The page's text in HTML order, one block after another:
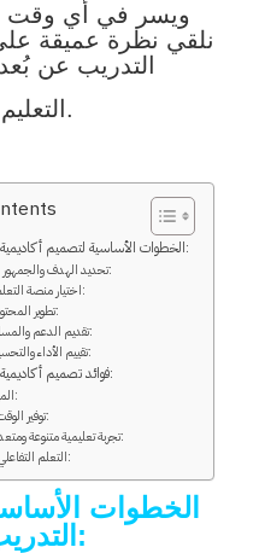
ويسر في أي وقت
نلقي نظرة عميقة
التدريب عن
التعليم والتدريب.
الخطوات الأساسية لتصميم أكاديمية التدريب عن بُعد:
تحديد الهدف والجمهور المستهدف:
اختيار منصة التعلم الإلكتروني:
تطوير المحتوى التعليمي:
تقديم الدعم والمساعدة التقنية:
تقييم الأداء والتحسين المستمر:
فوائد تصميم أكاديمية التدريب عن بُعد:
المرونة والتوافر:
توفير الوقت والتكاليف:
تجربة تعليمية متنوعة ومتعددة الوسائط:
التعلم التفاعلي والمشاركة:
الخطوات
التدريب عن بُعد: